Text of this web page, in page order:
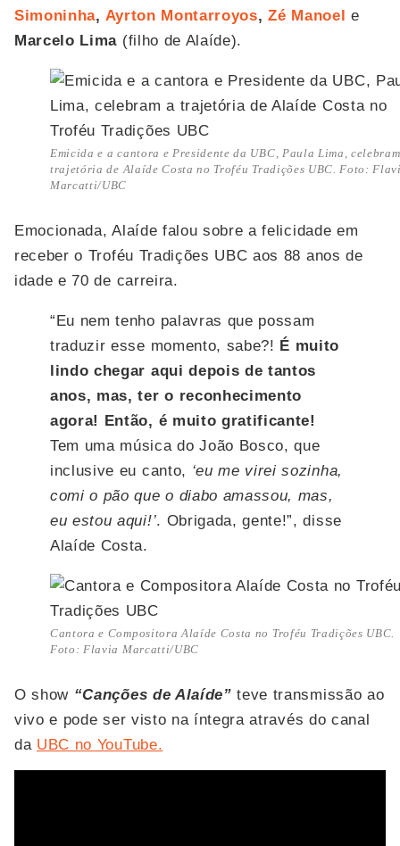
Simoninha, Ayrton Montarroyos,Zé Manoel e
Marcelo Lima (filho de Alaíde).
Emicida e a cantora e Presidente da UBC, Paula Lima,
trajetória de Alaíde Costa no Troféu Tradições UBC. Foto:
Marcatti/UBC
Emocionada, Alaíde falou sobre a felicidade em
receber o Troféu Tradições UBC aos 88 anos de
idade e 70 de carreira.
“Eu nem tenho palavras que possam
traduzir esse momento, sabe?! É muito
lindo chegar aqui depois de tantos
anos, mas, ter o reconhecimento
agora! Então, é muito gratificante!
Tem uma música do João Bosco, que
inclusive eu canto, ‘eu me virei sozinha,
comi o pão que o diabo amassou, mas,
eu estou aqui!’. Obrigada, gente!”, disse
Alaíde Costa.
Cantora e Compositora Alaíde Costa no Troféu Tradições UBC.
Foto: Flavia Marcatti/UBC
O show “Canções de Alaíde” teve transmissão ao
vivo e pode ser visto na íntegra através do canal
da UBC no YouTube.